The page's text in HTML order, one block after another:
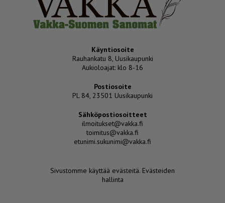
Käyntiosoite
Rauhankatu 8, Uusikaupunki
Aukioloajat: klo 8-16
Postiosoite
PL 84, 23501 Uusikaupunki
Sähköpostiosoitteet
ilmoitukset@vakka.fi
toimitus@vakka.fi
etunimi.sukunimi@vakka.fi
Sivustomme käyttää evästeitä. Evästeiden
hallinta